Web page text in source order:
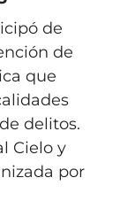
de
de
que
delitos.
Cielo y
por